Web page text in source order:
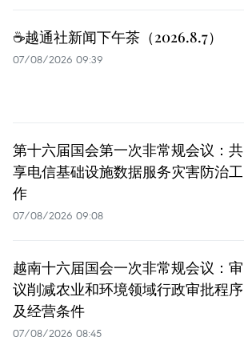
☕️越通社新闻下午茶（2026.8.7）
07/08/2026 09:39
第十六届国会第一次非常规会议：共
享电信基础设施数据服务灾害防治工
作
07/08/2026 09:08
越南十六届国会一次非常规会议：审
议削减农业和环境领域行政审批程序
及经营条件
07/08/2026 08:45